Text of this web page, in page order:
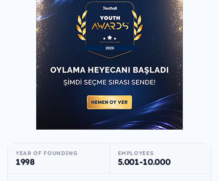
YEAR OF FOUNDING
1998
EMPLOYEES
5.001-10.000